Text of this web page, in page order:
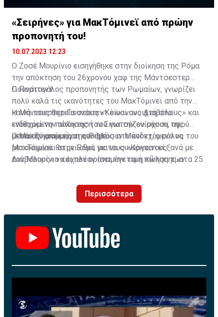
«Σειρήνες» για ΜακΤόμινεϊ από πρώην
προπονητή του!
10.07.2023 12:23
Ο Ζοσέ Μουρίνιο εισηγήθηκε στην διοίκηση της Ρόμα
την απόκτηση του 26χρονου χαφ της Μάντσεστερ
Γιουνάιτεντ.
Ο Πορτογάλος προπονητής των Ρωμαίων, γνωρίζει
πολύ καλά τις ικανότητες του ΜακΤόμινεϊ από την
κοινή τους θητεία στους «Κόκκινους Διαβόλους» και
επιθυμεί την απόκτησή του για την ενίσχυση της
μεσαίας γραμμής της Ρόμα.
Η Μάντσεστερ Γιουνάιτεντ είναι ανοιχτή στο
ενδεχόμενο πώλησης του Σκωτσέζου μέσου, αφού
μετά την απόκτηση του Μέισον Μάουντ, ο ρόλος του
ΜακΤόμινεϊ θα μειωθεί, με τους «Κόκκινους
Διάβολους» να έχουν ορίσει την τιμή πώλησης στα 25
Ο ΜακΤόμινεϊ είναι ανοιχτός στο ενδεχόμενο να
μετακομίσει στην Ρόμα για να συνεργαστεί ξανά με
τον Μουρίνιο και πλέον αναμένεται η κίνηση των
Περισσότερα